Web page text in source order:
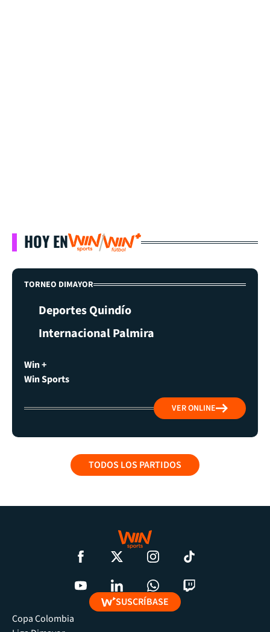
HOY EN
TORNEO DIMAYOR
Deportes Quindío
Internacional Palmira
Win +
Win Sports
VER ONLINE
TODOS LOS PARTIDOS
SUSCRÍBASE
Copa Colombia